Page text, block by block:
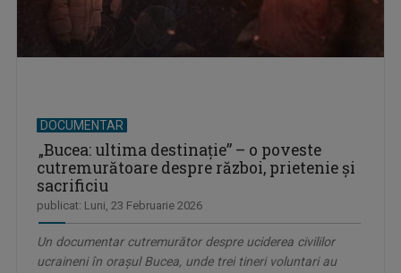
DOCUMENTAR
„Bucea: ultima destinaţie” – o poveste
cutremurătoare despre război, prietenie și
sacrificiu
publicat: Luni, 23 Februarie 2026
Un documentar cutremurător despre uciderea civililor
ucraineni în orașul Bucea, unde trei tineri voluntari au